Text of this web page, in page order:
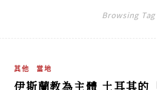
Browsing Tag
其他 當地
伊斯蘭教為主體 土耳其的